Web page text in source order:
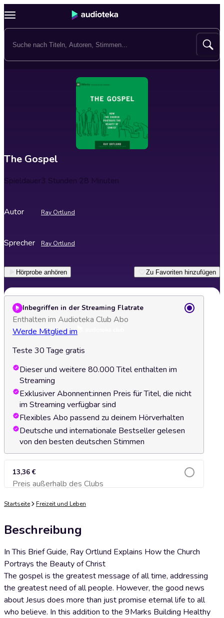
The Gospel
Spieldauer3 Stunden 28 Minuten
Autor Ray Ortlund
Sprecher Ray Ortlund
Hörprobe anhören Zu Favoriten hinzufügen
Inbegriffen in der Streaming Flatrate
Enthalten im Audioteka Club Abo
Werde Mitglied im
Teste 30 Tage gratis
Dieser und weitere 80.000 Titel enthalten im
Streaming
Exklusiver Abonnent:innen Preis für Titel, die nicht
im Streaming verfügbar sind
Flexibles Abo passend zu deinem Hörverhalten
Deutsche und internationale Bestseller gelesen
von den besten deutschen Stimmen
13,36 €
Preis außerhalb des ClubsZum Warenkorb hinzufügen
Startseite Freizeit und Leben
Beschreibung
In This Brief Guide, Ray Ortlund Explains How the Church
Portrays the Beauty of Christ
The gospel is the greatest message of all time, addressing
the greatest need of all people. However, the good news
about Jesus does more than just promise eternal life to all
who believe. In this addition to the 9Marks Building Healthy